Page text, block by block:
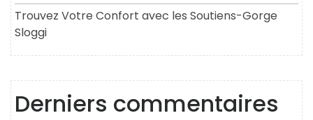
Trouvez Votre Confort avec les Soutiens-Gorge
Sloggi
Derniers commentaires